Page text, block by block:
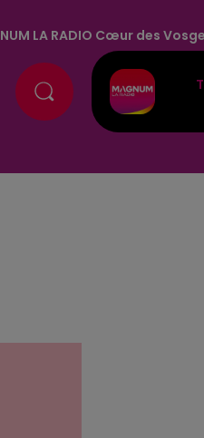
LA RADIO Cœur des